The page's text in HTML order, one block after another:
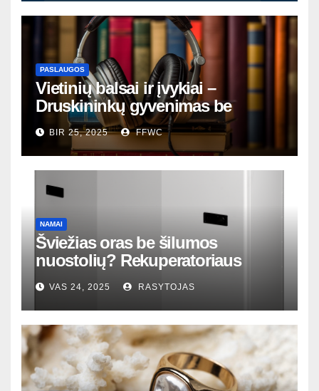
PASLAUGOS
Vietinių balsai ir įvykiai –
Druskininkų gyvenimas be
nutylėjimų
BIR 25, 2025 FFWC
NAMAI
Šviežias oras be šilumos
nuostolių? Rekuperatoriaus
magija tavo namuose
VAS 24, 2025 RASYTOJAS